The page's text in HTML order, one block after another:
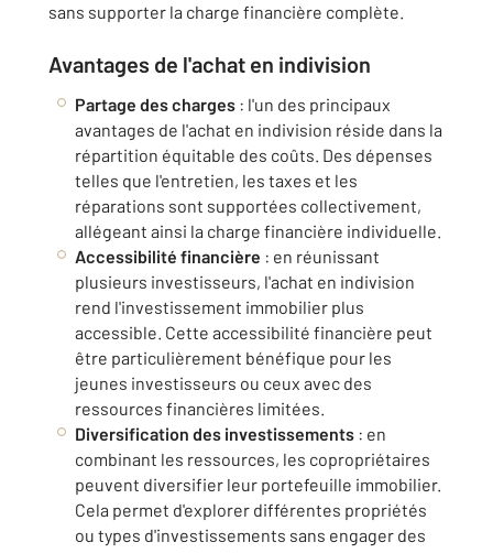
sans supporter la charge financière complète.
Avantages de l'achat en indivision
Partage des charges : l'un des principaux
avantages de l'achat en indivision réside dans la
répartition équitable des coûts. Des dépenses
telles que l'entretien, les taxes et les
réparations sont supportées collectivement,
allégeant ainsi la charge financière individuelle.
Accessibilité financière : en réunissant
plusieurs investisseurs, l'achat en indivision
rend l'investissement immobilier plus
accessible. Cette accessibilité financière peut
être particulièrement bénéfique pour les
jeunes investisseurs ou ceux avec des
ressources financières limitées.
Diversification des investissements : en
combinant les ressources, les copropriétaires
peuvent diversifier leur portefeuille immobilier.
Cela permet d'explorer différentes propriétés
ou types d'investissements sans engager des